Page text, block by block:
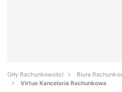
Orły Rachunkowości
Biura
Virtue Kancelaria Rachunkowa